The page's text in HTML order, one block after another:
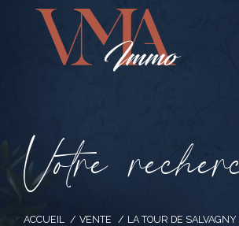
Votre recher
ACCUEIL VENTE LA TOUR DE SALVAGNY